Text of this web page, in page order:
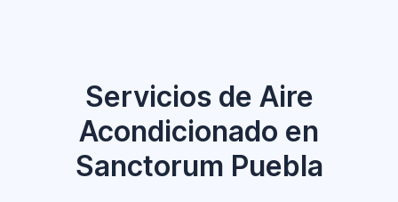
Servicios de Aire
Acondicionado en
Sanctorum Puebla